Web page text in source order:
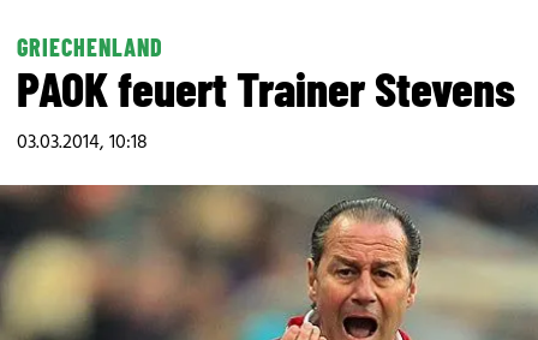
GRIECHENLAND
PAOK feuert Trainer Stevens
03.03.2014, 10:18